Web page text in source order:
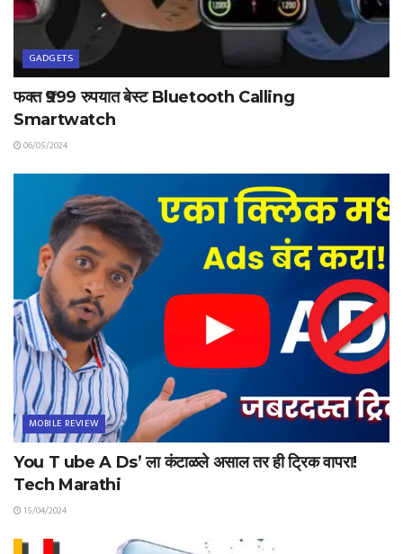
GADGETS
फक्त ₹999 रुपयात बेस्ट Bluetooth Calling
Smartwatch
06/05/2024
MOBILE REVIEW
You T ube A Ds’ ला कंटाळले असाल तर ही ट्रिक वापरा!
Tech Marathi
15/04/2024